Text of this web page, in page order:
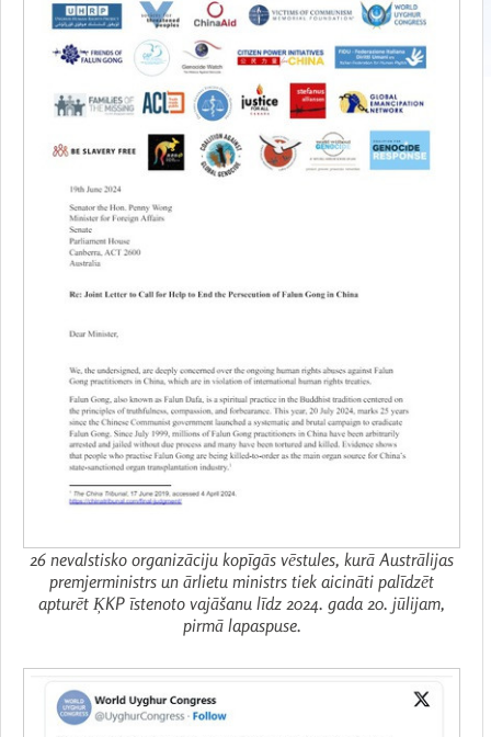
26 nevalstisko organizāciju kopīgās vēstules, kurā Austrālijas
premjerministrs un ārlietu ministrs tiek aicināti palīdzēt
apturēt ĶKP īstenoto vajāšanu līdz 2024. gada 20. jūlijam,
pirmā lapaspuse.